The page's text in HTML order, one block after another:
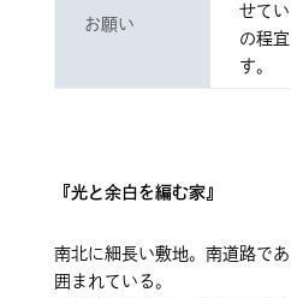
お願い
せて
の程
す。
『光と余白を編む家』
南北に細長い敷地。南道路で
囲まれている。